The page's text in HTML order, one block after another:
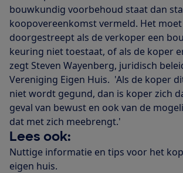
bouwkundig voorbehoud staat dan
koopovereenkomst vermeld. Het
doorgestreept als de verkoper een
keuring niet toestaat, of als de koper
zegt Steven Wayenberg, juridisch
Vereniging Eigen Huis. 'Als de koper
niet wordt gegund, dan is koper zich
geval van bewust en ook van de
dat met zich meebrengt.'
Lees ook:
Nuttige informatie en tips voor het
eigen huis.